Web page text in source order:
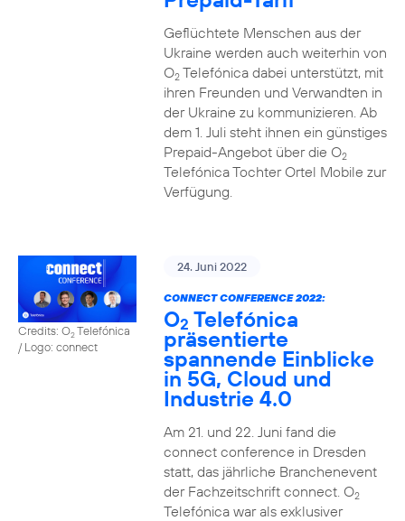
Geflüchtete Menschen aus der
Ukraine werden auch weiterhin von
O2Telefónica dabei unterstützt, mit
ihren Freunden und Verwandten in
der Ukraine zu kommunizieren. Ab
dem 1. Juli steht ihnen ein günstiges
Prepaid-Angebot über die O2
Telefónica Tochter Ortel Mobile zur
Verfügung.
Credits: O2Telefónica
/ Logo: connect
24. Juni 2022
CONNECT CONFERENCE 2022:
O2 Telefónica
präsentierte
spannende Einblicke
in 5G, Cloud und
Industrie 4.0
Am 21. und 22. Juni fand die
connect conference in Dresden
statt, das jährliche Branchenevent
der Fachzeitschrift connect. O2
Telefónica war als exklusiver